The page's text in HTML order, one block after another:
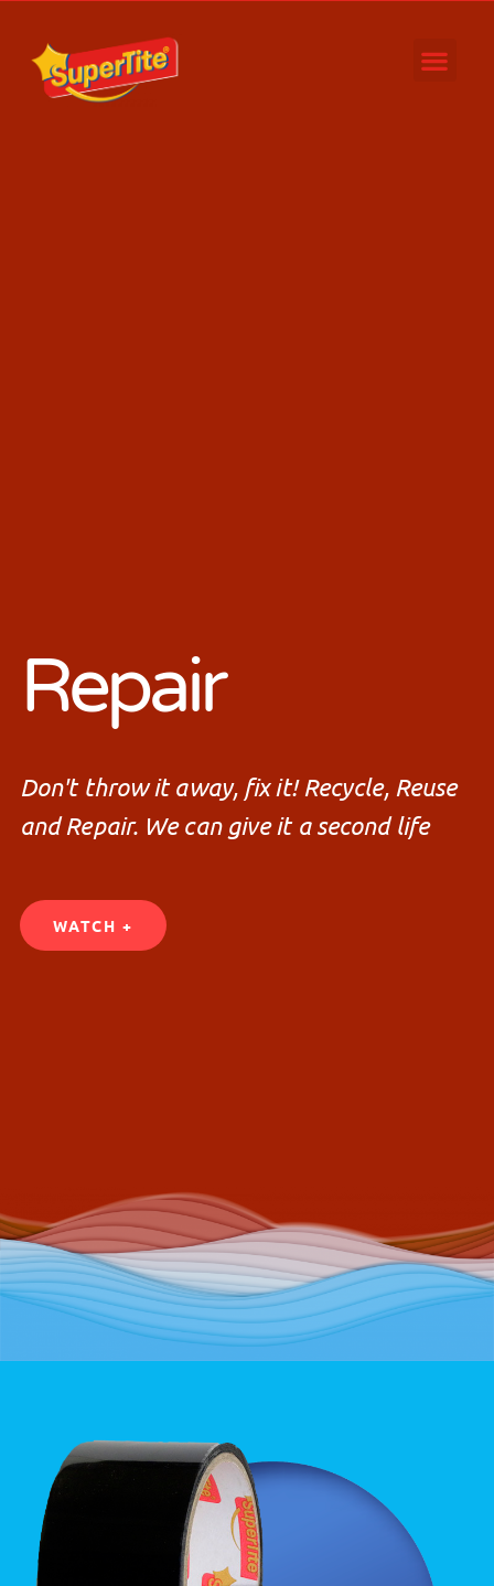
Repair
Don't throw it away, fix it! Recycle, Reuse
and Repair. We can give it a second life
WATCH +